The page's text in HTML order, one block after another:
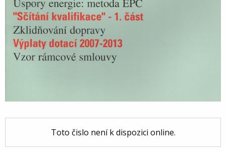
Toto čislo není k dispozici online.